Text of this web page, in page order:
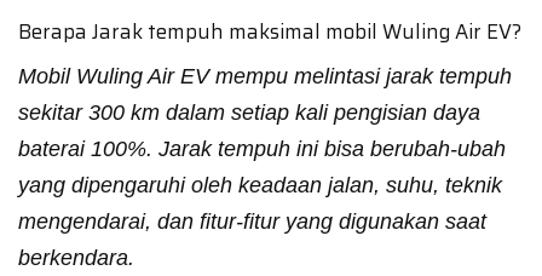
Berapa Jarak tempuh maksimal mobil Wuling Air EV?
Mobil Wuling Air EV mempu melintasi jarak tempuh
sekitar 300 km dalam setiap kali pengisian daya
baterai 100%. Jarak tempuh ini bisa berubah-ubah
yang dipengaruhi oleh keadaan jalan, suhu, teknik
mengendarai, dan fitur-fitur yang digunakan saat
berkendara.